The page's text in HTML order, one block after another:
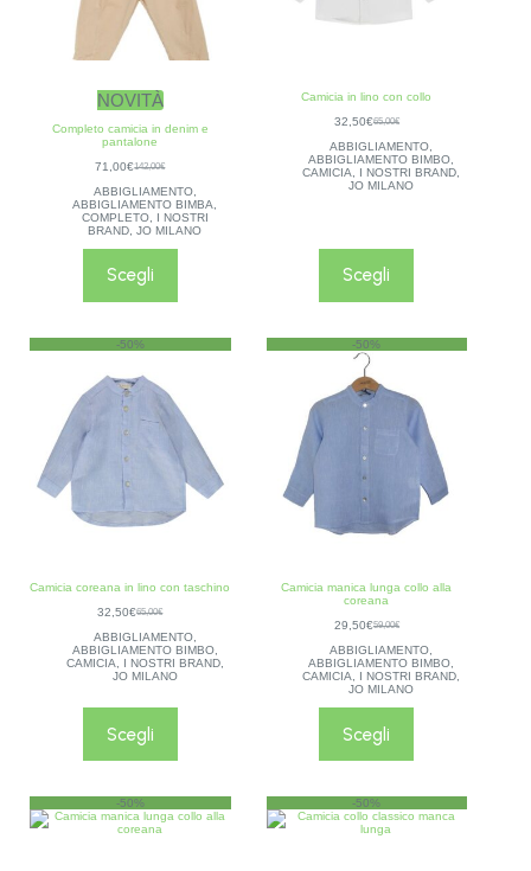
NOVITÀ
Completo camicia in denim e
pantalone
142,00€
71,00€
ABBIGLIAMENTO,
ABBIGLIAMENTO BIMBA
COMPLETO,
I NOSTRI
BRAND ,JO MILANO
Scegli
Camicia in lino con collo
65,00€
32,50€
ABBIGLIAMENTO
ABBIGLIAMENTO BIMBO
CAMICIA
I NOSTRI BRAND
JO MILANO
Scegli
-50%
Camicia coreana in lino con taschino
65,00€
32,50€
ABBIGLIAMENTO,
ABBIGLIAMENTO BIMBO,
CAMICIA, I NOSTRI BRAND,
JO MILANO
Scegli
-50%
Camicia manica lunga collo alla
coreana
59,00€
29,50€
ABBIGLIAMENTO,
ABBIGLIAMENTO BIMBO,
CAMICIA, I NOSTRI BRAND,
JO MILANO
Scegli
-50% -50%